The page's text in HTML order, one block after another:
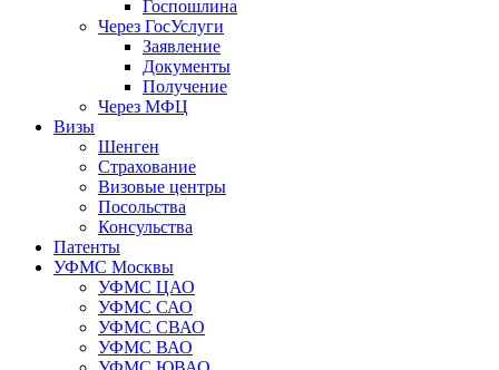
Госпошлина
Через ГосУслуги
Заявление
Документы
Получение
Через МФЦ
Визы
Шенген
Страхование
Визовые центры
Посольства
Консульства
Патенты
УФМС Москвы
УФМС ЦАО
УФМС САО
УФМС СВАО
УФМС ВАО